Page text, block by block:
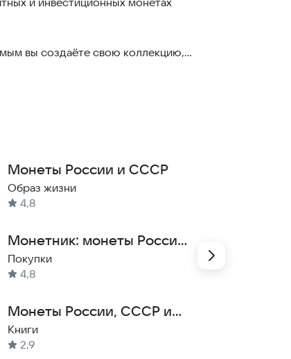
вы создаёте свою коллекцию,
Монеты России и СССР
Образ жизни
4,8
Монетник: монеты России
и СССР
Покупки
4,8
Монеты России, СССР и
мира
Книги
2,9